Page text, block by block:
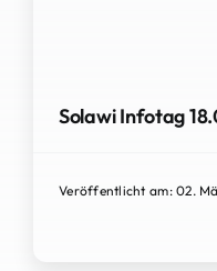
Solawi Infotag
Veröffentlicht am: 02.